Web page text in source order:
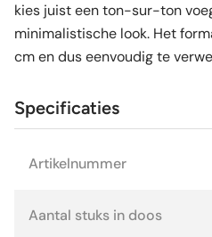
kies juist een ton-sur-ton
minimalistische look. Het
cm en dus eenvoudig te
Specificaties
Artikelnummer
Aantal stuks in doos